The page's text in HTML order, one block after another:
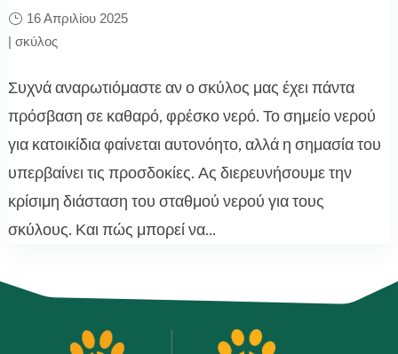
16 Απριλίου 2025
| σκύλος
Συχνά αναρωτιόμαστε αν ο σκύλος μας έχει πάντα
πρόσβαση σε καθαρό, φρέσκο νερό. Το σημείο νερού
για κατοικίδια φαίνεται αυτονόητο, αλλά η σημασία του
υπερβαίνει τις προσδοκίες. Ας διερευνήσουμε την
κρίσιμη διάσταση του σταθμού νερού για τους
σκύλους. Και πώς μπορεί να...